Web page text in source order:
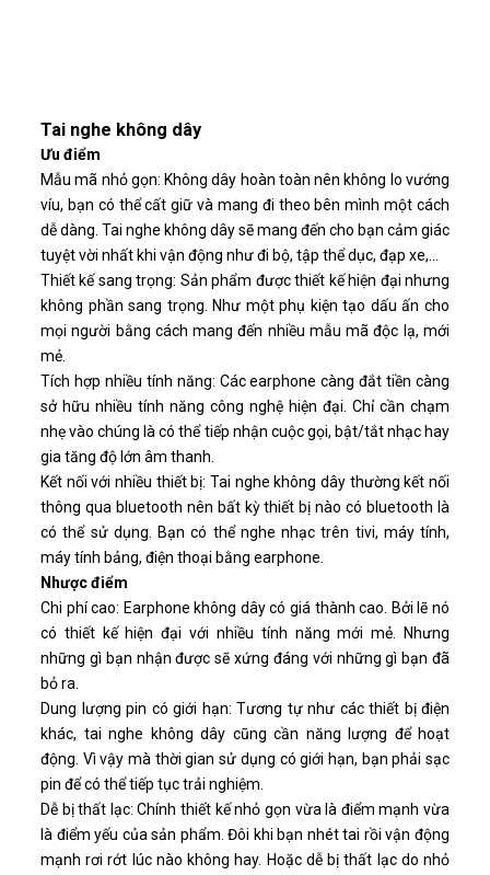
Tai nghe không dây
Ưu điểm
Mẫu mã nhỏ gọn: Không dây hoàn toàn nên không lo vướng
víu, bạn có thể cất giữ và mang đi theo bên mình một cách
dễ dàng. Tai nghe không dây sẽ mang đến cho bạn cảm giác
tuyệt vời nhất khi vận động như đi bộ, tập thể dục, đạp xe,...
Thiết kế sang trọng: Sản phẩm được thiết kế hiện đại nhưng
không phần sang trọng. Như một phụ kiện tạo dấu ấn cho
mọi người bằng cách mang đến nhiều mẫu mã độc lạ, mới
mẻ.
Tích hợp nhiều tính năng: Các earphone càng đắt tiền càng
sở hữu nhiều tính năng công nghệ hiện đại. Chỉ cần chạm
nhẹ vào chúng là có thể tiếp nhận cuộc gọi, bật/tắt nhạc hay
gia tăng độ lớn âm thanh.
Kết nối với nhiều thiết bị: Tai nghe không dây thường kết nối
thông qua bluetooth nên bất kỳ thiết bị nào có bluetooth là
có thể sử dụng. Bạn có thể nghe nhạc trên tivi, máy tính,
máy tính bảng, điện thoại bằng earphone.
Nhược điểm
Chi phí cao: Earphone không dây có giá thành cao. Bởi lẽ nó
có thiết kế hiện đại với nhiều tính năng mới mẻ. Nhưng
những gì bạn nhận được sẽ xứng đáng với những gì bạn đã
bỏ ra.
Dung lượng pin có giới hạn: Tương tự như các thiết bị điện
khác, tai nghe không dây cũng cần năng lượng để hoạt
động. Vì vậy mà thời gian sử dụng có giới hạn, bạn phải sạc
pin để có thể tiếp tục trải nghiệm.
Dễ bị thất lạc: Chính thiết kế nhỏ gọn vừa là điểm mạnh vừa
là điểm yếu của sản phẩm. Đôi khi bạn nhét tai rồi vận động
mạnh rơi rớt lúc nào không hay. Hoặc dễ bị thất lạc do nhỏ